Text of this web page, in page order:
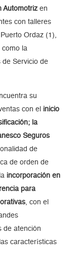
Automotriz en
con talleres
Ordaz (1),
como la
de Servicio de
su
con el inicio
la
Seguros
de
de orden de
incorporación en
para
, con el
de atención
características